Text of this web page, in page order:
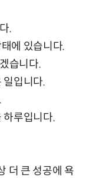
.
에 있습니다.
습니다.
일입니다.
하루입니다.
더 큰 성공에 욕